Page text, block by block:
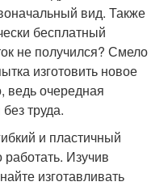
вид. Также
бесплатный
не получился? Смело
изготовить новое
ведь очередная
труда.
и пластичный
Изучив
изготавливать